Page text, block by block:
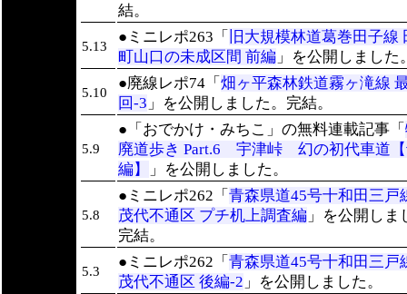
結。
5.13
●ミニレポ263「
旧大規模林道葛巻田子線
町山口の未成区間 前編 」を公開しました
5.10
●廃線レポ74「 畑ヶ平森林鉄道霧ヶ滝線
回-3 」を公開しました。完結。
5.9
●「おでかけ・みちこ」の無料連載記事「
廃道歩き Part.6 宇津峠 幻の初代車道
編】
」を公開しました。
5.8
●ミニレポ262「 青森県道45号十和田三戸
茂代不通区 プチ机上調査編 」を公開しま
完結。
5.3
●ミニレポ262「 青森県道45号十和田三戸
茂代不通区 後編-2 」を公開しました。